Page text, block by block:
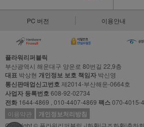
PC 버전 이용안내
플라워리퍼블릭
부산광역시 해운대구 양운로 80번길 22,9층
대표 박상현 개인정보 보호 책임자 박신영
통신판매업신고번호제2014-부산해운-0664호
사업자 등록번호608-92-02734
전화 1644-4869 , 010-4407-4869 팩스070-4015-
이용약관
개인정보처리방침